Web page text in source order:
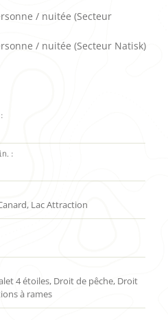
/ nuitée (Secteur
/ nuitée (Secteur Natisk)
:
Lac Attraction
4 étoiles, Droit de pêche, Droit
à rames